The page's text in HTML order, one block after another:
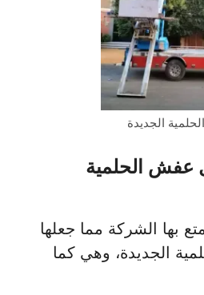
الجديدة
عفش الحلمية
بها الشركة مما جعلها
الجديدة، وهي كما